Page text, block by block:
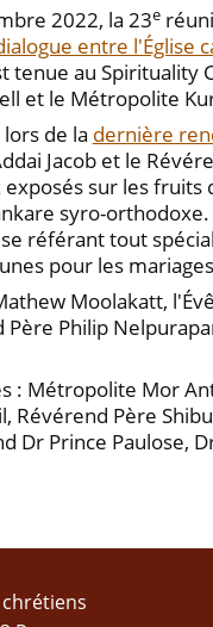
2022, la 23e
entre l'Église
tenue au Spirituality
et le Métropolite
de la dernière
Jacob et le
sur les fruits
syro-
référant tout
pour les
Moolakatt,
Philip
: Métropolite Mor
Père
Prince Paulose,